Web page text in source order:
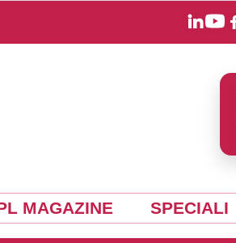
MAGAZINE SPECIALI